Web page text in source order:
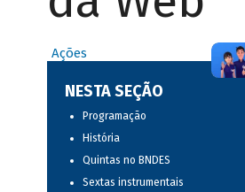
Ações
NESTA SEÇÃO
Programação
História
Quintas no BNDES
Sextas instrumentais